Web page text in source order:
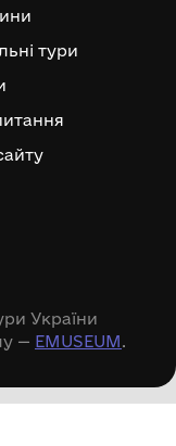
тури
України
— EMUSEUM .